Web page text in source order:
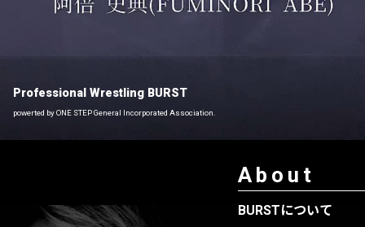
Professional Wrestling BURST
powerted by ONE STEP General Incorporated Association.
About
BURSTについて